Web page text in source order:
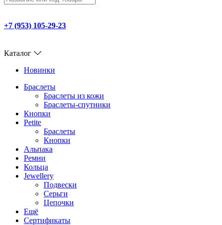
+7 (953) 105-29-23
Каталог
Новинки
Браслеты
Браслеты из кожи
Браслеты-спутники
Кнопки
Petite
Браслеты
Кнопки
Альпака
Ремни
Кольца
Jewellery
Подвески
Серьги
Цепочки
Ещё
Сертификаты